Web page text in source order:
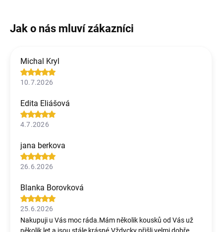
Michal Kryl
10.7.2026
Edita Eliášová
4.7.2026
jana berkova
26.6.2026
Blanka Borovková
25.6.2026
Nakupuji u Vás moc ráda.Mám několik kousků od Vás už